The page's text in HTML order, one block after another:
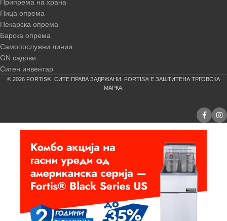
Припрема на храна
Пица опрема
Пекарска опрема
Барска опрема
Самопослужни линии
GN садови
Ситен инвентар
© 2026 FORTIS®. СИТЕ ПРАВА ЗАДРЖАНИ. FORTIS® Е ЗАШТИТЕНА ТРГОВСКА
МАРКА.